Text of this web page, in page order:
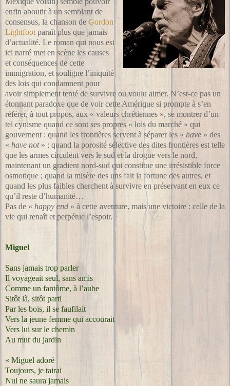
enfin aboutir à un semblant de
consensus, la chanson de Gordon
Lightfootparaît plus que jamais
d’actualité. Le roman qui nous est
ici narré met en scène les causes
et conséquences de cette
immigration, et souligne l’iniquité
des lois qui condamnent pour
avoir simplement tenté de survivre ou voulu aimer. N’est-ce pas un
étonnant paradoxe que de voir cette Amérique si prompte à s’en
référer, à tout propos, aux « valeurs chrétiennes », se montrer d’un
tel cynisme quand ce sont ses propres « lois du marché » qui
gouvernent : quand les frontières servent à séparer les « have » des
« have not» ; quand la porosité sélective des dites frontières est telle
que les armes circulent vers le sud et la drogue vers le nord,
maintenant un gradient nord-sud qui constitue une irrésistible force
osmotique ; quand la misère des uns fait la fortune des autres, et
quand les plus faibles cherchent à survivre en préservant en eux ce
qu’il reste d’humanité…
Pas de «happy end » à cette aventure, mais une victoire : celle de la
vie qui renaît et perpétue l’espoir.
Miguel
Sans jamais trop parler
Il voyageait seul, sans amis
Comme un fantôme, à l’aube
Sitôt là, sitôt parti
Par les bois, il se faufilait
Vers la jeune femme qui accourait
Vers lui sur le chemin
Au mur du jardin
« Miguel adoré
Toujours, je tairai
Nul ne saura jamais